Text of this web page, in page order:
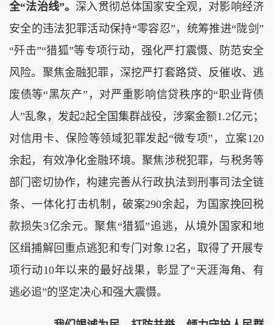
全“法治线”。 深入贯彻总体国家安全观，对影响经济
安全的违法犯罪活动保持“零容忍”，统筹推进“陇剑”
“歼击”“猎狐”等专项行动，强化严打震慑、防范安全
风险。聚焦金融犯罪，深挖严打套路贷、反催收、逃
废债等“黑灰产”，对严重影响信贷秩序的“职业背债
人”乱象，发起2起全国集群战役，涉案金额1.2亿元；
对信用卡、保险等领域犯罪发起“微专项”，立案120
余起，有效净化金融环境。聚焦涉税犯罪，与税务等
部门密切协作，构建完善从行政执法到刑事司法全链
条、一体化打击机制，破案290余起，为国家挽回税
款损失3亿余元。聚焦“猎狐”追逃，从境外国家和地
区缉捕解回重点逃犯和专门对象12名，取得了开展专
项行动10年以来的最好战果，彰显了“天涯海角、有
逃必追”的坚定决心和强大震慑。